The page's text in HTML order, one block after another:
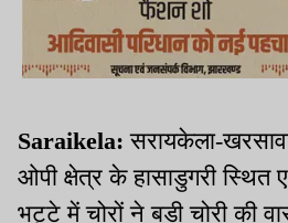
Saraikela:सरायकेला-
ओपी क्षेत्र के हासाडुगरी
भट्टे में चोरों ने बड़ी चोरी की